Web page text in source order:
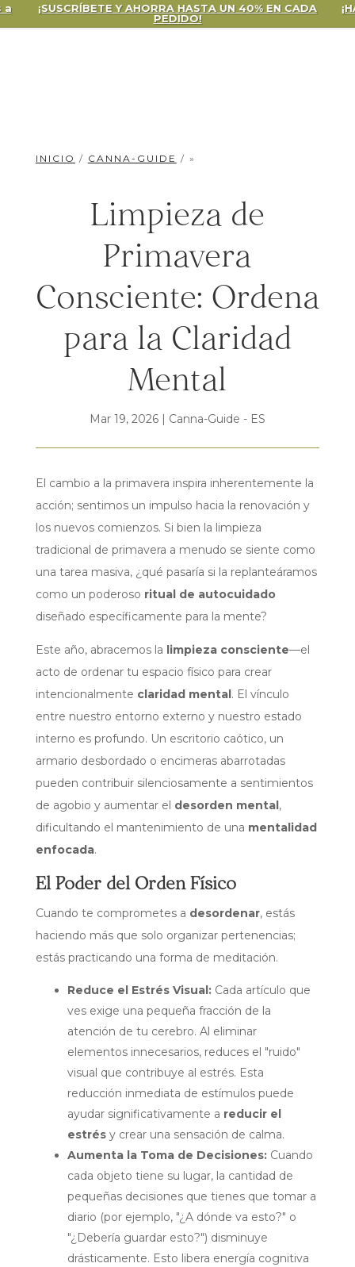
Y AHORRA HASTA UN 40% EN CADA
PEDIDO!
¡HAGA
INICIO / CANNA-GUIDE / »
Limpieza de
Primavera
Consciente: Ordena
para la Claridad
Mental
Mar 19, 2026| Canna-Guide - ES
El cambio a la primavera inspira inherentemente la
acción; sentimos un impulso hacia la renovación y
los nuevos comienzos. Si bien la limpieza
tradicional de primavera a menudo se siente como
una tarea masiva, ¿qué pasaría si la replanteáramos
como un poderoso ritual de autocuidado
diseñado específicamente para la mente?
Este año, abracemos la limpieza consciente—el
acto de ordenar tu espacio físico para crear
intencionalmente claridad mental. El vínculo
entre nuestro entorno externo y nuestro estado
interno es profundo. Un escritorio caótico, un
armario desbordado o encimeras abarrotadas
pueden contribuir silenciosamente a sentimientos
de agobio y aumentar el desorden mental,
dificultando el mantenimiento de una mentalidad
enfocada.
El Poder del Orden Físico
Cuando te comprometes a desordenar, estás
haciendo más que solo organizar pertenencias;
estás practicando una forma de meditación.
Reduce el Estrés Visual:Cada artículo que
ves exige una pequeña fracción de la
atención de tu cerebro. Al eliminar
elementos innecesarios, reduces el "ruido"
visual que contribuye al estrés. Esta
reducción inmediata de estímulos puede
ayudar significativamente a reducir el
estrésy crear una sensación de calma.
Aumenta la Toma de Decisiones:Cuando
cada objeto tiene su lugar, la cantidad de
pequeñas decisiones que tienes que tomar a
diario (por ejemplo, "¿A dónde va esto?" o
"¿Debería guardar esto?") disminuye
drásticamente. Esto libera energía cognitiva